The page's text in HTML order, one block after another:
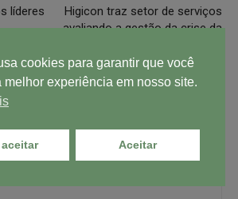
líderes
Higicon traz setor de serviços
avaliando a gestão da crise da
cookies para garantir que você
melhor experiência em nosso site.
aceitar Aceitar